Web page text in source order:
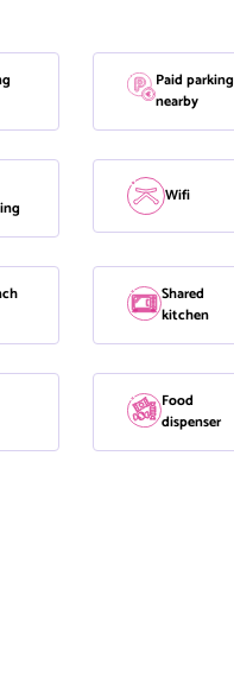
Paid parking
nearby
Wifi
Shared
kitchen
Food
dispenser